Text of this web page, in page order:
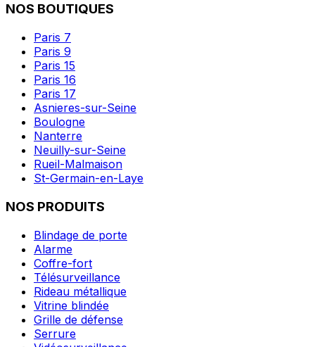
NOS BOUTIQUES
Paris 7
Paris 9
Paris 15
Paris 16
Paris 17
Asnieres-sur-Seine
Boulogne
Nanterre
Neuilly-sur-Seine
Rueil-Malmaison
St-Germain-en-Laye
NOS PRODUITS
Blindage de porte
Alarme
Coffre-fort
Télésurveillance
Rideau métallique
Vitrine blindée
Grille de défense
Serrure